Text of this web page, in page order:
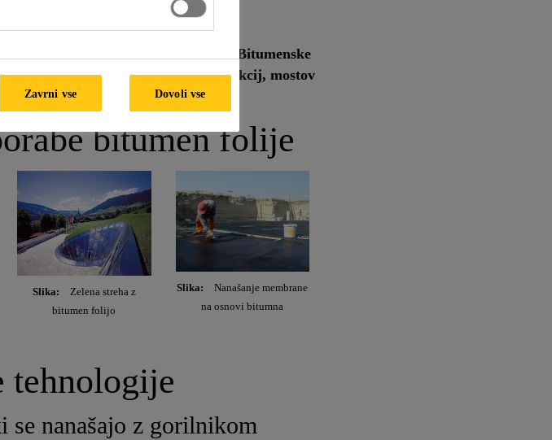
široko uporablja v gradbeništvu. Bitumenske
vrst streh, kleti, podzemnih konstrukcij, mostov
bitumen folije
Slika:
Zelena streha z
bitumen folijo
Slika:
Nanašanje membrane
na osnovi bitumna
tehnologije
se nanašajo z gorilnikom
Zavrni vse Dovoli vse